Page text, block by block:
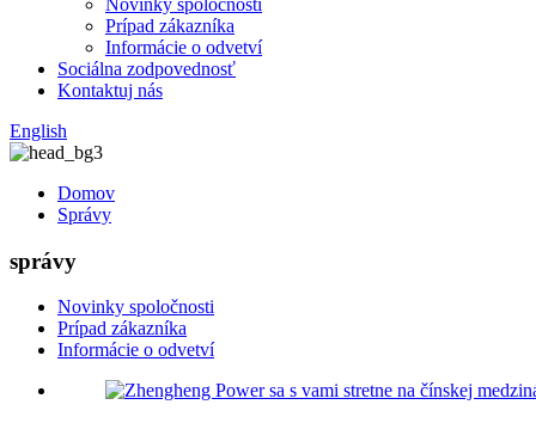
Novinky spoločnosti
Prípad zákazníka
Informácie o odvetví
Sociálna zodpovednosť
Kontaktuj nás
English
Domov
Správy
správy
Novinky spoločnosti
Prípad zákazníka
Informácie o odvetví